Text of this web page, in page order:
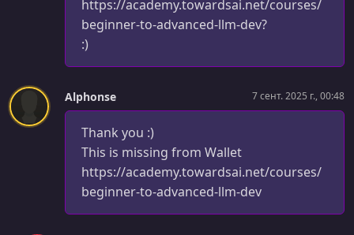
https://academy.towardsai.net/courses/
beginner-to-advanced-llm-dev?
:)
Alphonse 7 сент. 2025 г., 00:48
Thank you :)
This is missing from Wallet
https://academy.towardsai.net/courses/
beginner-to-advanced-llm-dev